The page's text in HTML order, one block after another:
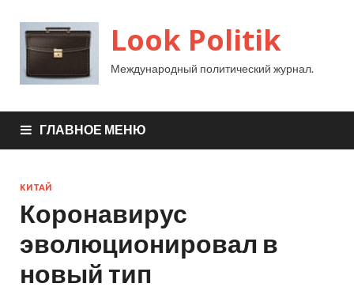
Look Politik
Международный политический журнал.
ГЛАВНОЕ МЕНЮ
КИТАЙ
Коронавирус
эволюционировал в
новый тип